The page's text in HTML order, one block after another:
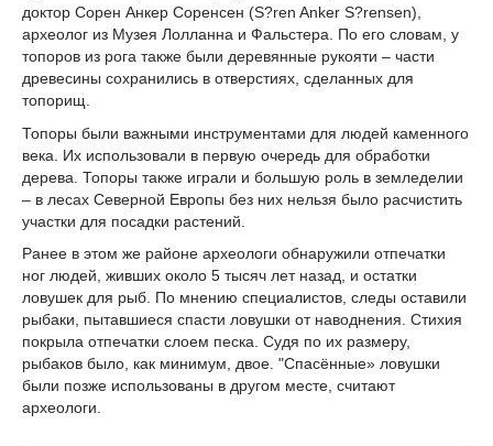
доктор Сорен Анкер Соренсен (S?ren Anker S?rensen),
археолог из Музея Лолланна и Фальстера. По его словам, у
топоров из рога также были деревянные рукояти – части
древесины сохранились в отверстиях, сделанных для
топорищ.
Топоры были важными инструментами для людей каменного
века. Их использовали в первую очередь для обработки
дерева. Топоры также играли и большую роль в земледелии
– в лесах Северной Европы без них нельзя было расчистить
участки для посадки растений.
Ранее в этом же районе археологи обнаружили отпечатки
ног людей, живших около 5 тысяч лет назад, и остатки
ловушек для рыб. По мнению специалистов, следы оставили
рыбаки, пытавшиеся спасти ловушки от наводнения. Стихия
покрыла отпечатки слоем песка. Судя по их размеру,
рыбаков было, как минимум, двое. "Спасённые» ловушки
были позже использованы в другом месте, считают
археологи.